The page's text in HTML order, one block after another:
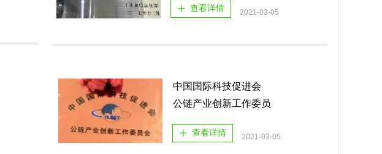
ꄸ 查看详情 2021-03-05
中国国际科技促进会
公链产业创新工作委员
ꄸ 查看详情 2021-03-05